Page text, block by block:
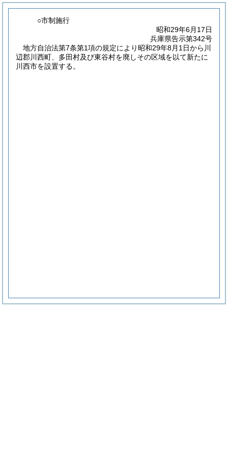
○市制施行
昭和29年6月17日
兵庫県告示第342号
地方自治法第7条第1項の規定により昭和29年8月1日から川
辺郡川西町、多田村及び東谷村を廃しその区域を以て新たに
川西市を設置する。